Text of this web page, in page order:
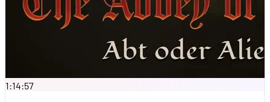
1:14:57